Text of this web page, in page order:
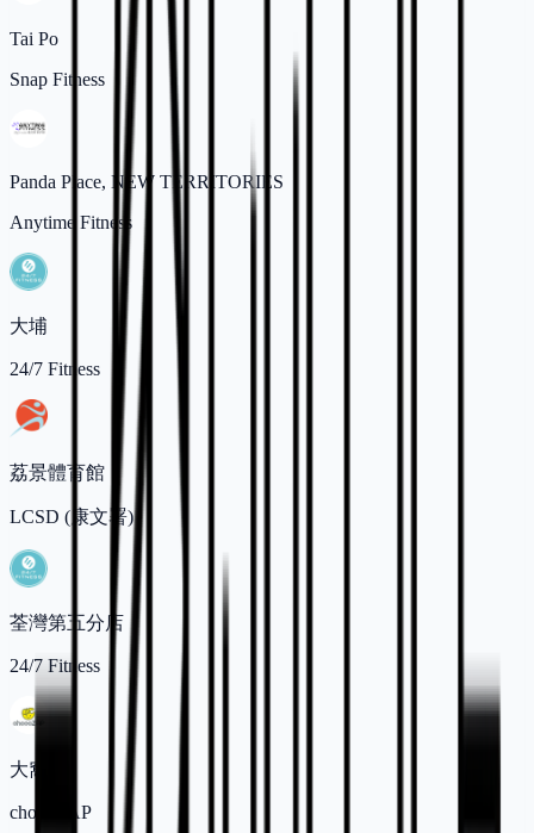
Tai Po
Snap Fitness
Panda Place, NEW TERRITORIES
Anytime Fitness
大埔
24/7 Fitness
荔景體育館
LCSD (康文署)
荃灣第五分店
24/7 Fitness
大窩口
chocoZAP